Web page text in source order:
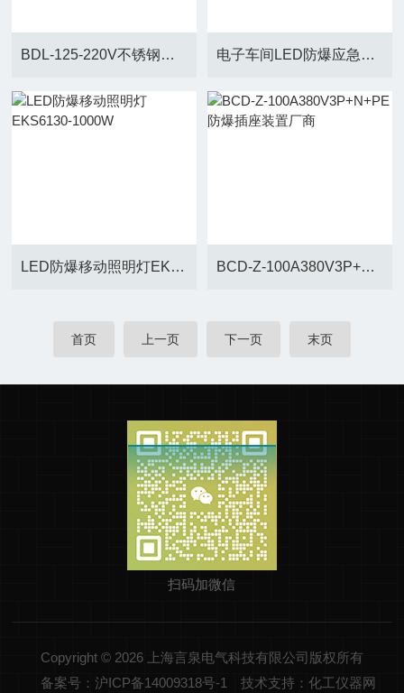
BDL-125-220V不锈钢大分贝无火花防爆电铃 电子车间LED防爆应急灯BAJ52-B-2*3W
LED防爆移动照明灯EKS6130-1000W BCD-Z-100A380V3P+N+PE防爆插座装置厂商
首页 上一页 下一页 末页
扫码加微信
Copyright © 2026 上海言泉电气科技有限公司版权所有
备案号：沪ICP备14009318号-1
技术支持：化工仪器网